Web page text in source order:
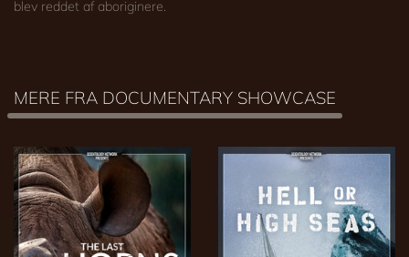
blev reddet af aboriginere.
MERE FRA DOCUMENTARY SHOWCASE